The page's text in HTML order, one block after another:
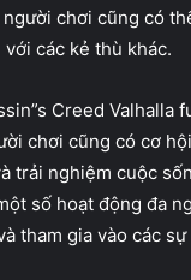
chơi cũng có
các kẻ thù khác.
chơi cũng có cơ
trải nghiệm cuộc
số hoạt động đa
tham gia vào các